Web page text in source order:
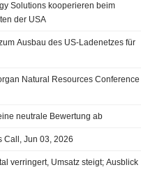
Solutions kooperieren beim
der USA
Ausbau des US-Ladenetzes für
Natural Resources Conference
INC. : UBS gibt eine neutrale Bewertung ab
Call, Jun 03, 2026
verringert, Umsatz steigt; Ausblick